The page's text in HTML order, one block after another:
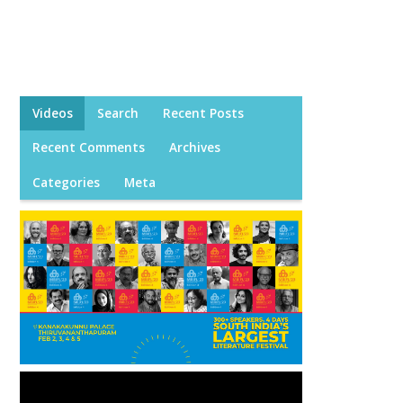
Videos Search Recent Posts
Recent Comments Archives
Categories Meta